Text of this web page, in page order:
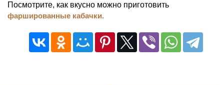
Посмотрите, как вкусно можно приготовить
фаршированные кабачки.